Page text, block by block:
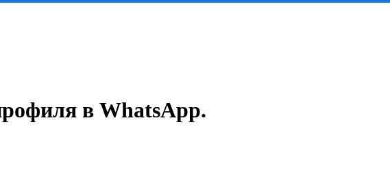
в WhatsApp.